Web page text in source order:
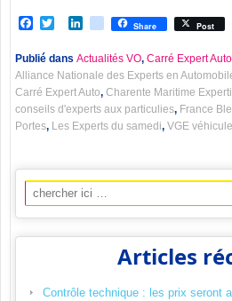
Facebook
TwitterLinkedIn
viadeoShare Post
Publié dans Actualités VO, Carré Expert Auto
Alliance Nationale des Experts en
Carré Expert Auto, Charente Maritime
conseils d'experts aux particulies, France
Portes, Les Experts du samedi, VGE
Recherche pour:
Articles
Contrôle technique : les prix seront